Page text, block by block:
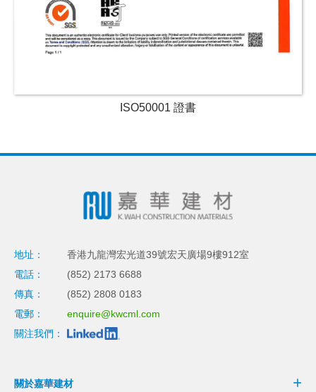
ISO50001 證書
地址：
香港九龍灣宏光道39號宏天廣場9樓912室
電話：
(852) 2173 6688
傳真：
(852) 2808 0183
電郵：
enquire@kwcml.com
關注我們：
關於嘉華建材